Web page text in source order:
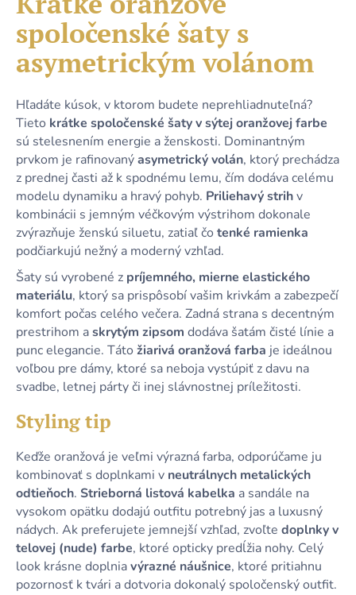
je
z
hviezdičiek.
spoločenské šaty s
asymetrickým volánom
Hľadáte kúsok, v ktorom budete neprehliadnuteľná?
Tieto krátke spoločenské šaty v sýtej oranžovej farbe
sú stelesnením energie a ženskosti. Dominantným
prvkom je rafinovanýasymetrický volán, ktorý prechádza
z prednej časti až k spodnému lemu, čím dodáva celému
modelu dynamiku a hravý pohyb. Priliehavý strihv
kombinácii s jemným véčkovým výstrihom dokonale
zvýrazňuje ženskú siluetu, zatiaľ čo tenké ramienka
podčiarkujú nežný a moderný vzhľad.
Šaty sú vyrobené z príjemného, mierne elastického
materiálu, ktorý sa prispôsobí vašim krivkám a zabezpečí
komfort počas celého večera. Zadná strana s decentným
prestrihom askrytým zipsom dodáva šatám čisté línie a
punc elegancie. Táto žiarivá oranžová farba je ideálnou
voľbou pre dámy, ktoré sa neboja vystúpiť z davu na
svadbe, letnej párty či inej slávnostnej príležitosti.
Styling tip
Keďže oranžová je veľmi výrazná farba, odporúčame ju
kombinovať s doplnkami v neutrálnych metalických
odtieňoch. Strieborná listová kabelka a sandále na
vysokom opätku dodajú outfitu potrebný jas a luxusný
nádych. Ak preferujete jemnejší vzhľad, zvoľte doplnky v
telovej (nude) farbe, ktoré opticky predĺžia nohy. Celý
look krásne doplniavýrazné náušnice, ktoré pritiahnu
pozornosť k tvári a dotvoria dokonalý spoločenský outfit.
a
m
e
STRIEBORNÉ
PUZDROVÉ
TRBLIETAVÉ
DLHÉ
SPOLOČENSKÉ
ŠATY
S
ROZPARKOM
49,90
€